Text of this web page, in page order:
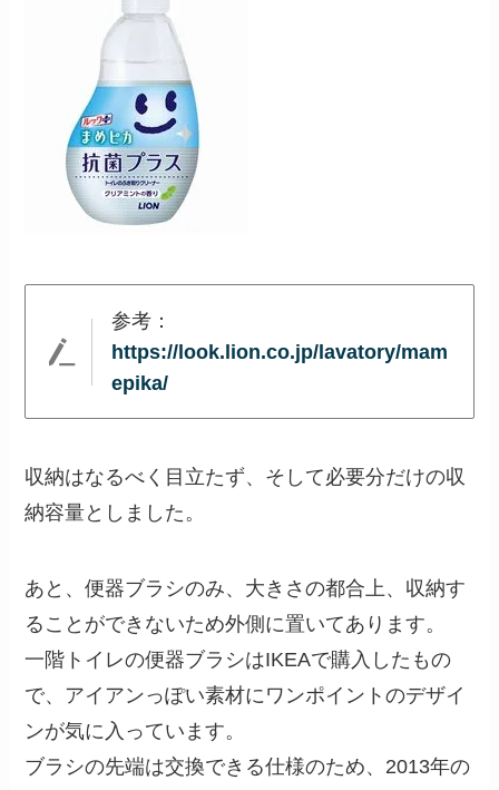
参考：
https://look.lion.co.jp/lavatory/mam
epika/
収納はなるべく目立たず、そして必要分だけの収
納容量としました。
あと、便器ブラシのみ、大きさの都合上、収納す
ることができないため外側に置いてあります。
一階トイレの便器ブラシはIKEAで購入したもの
で、アイアンっぽい素材にワンポイントのデザイ
ンが気に入っています。
ブラシの先端は交換できる仕様のため、2013年の